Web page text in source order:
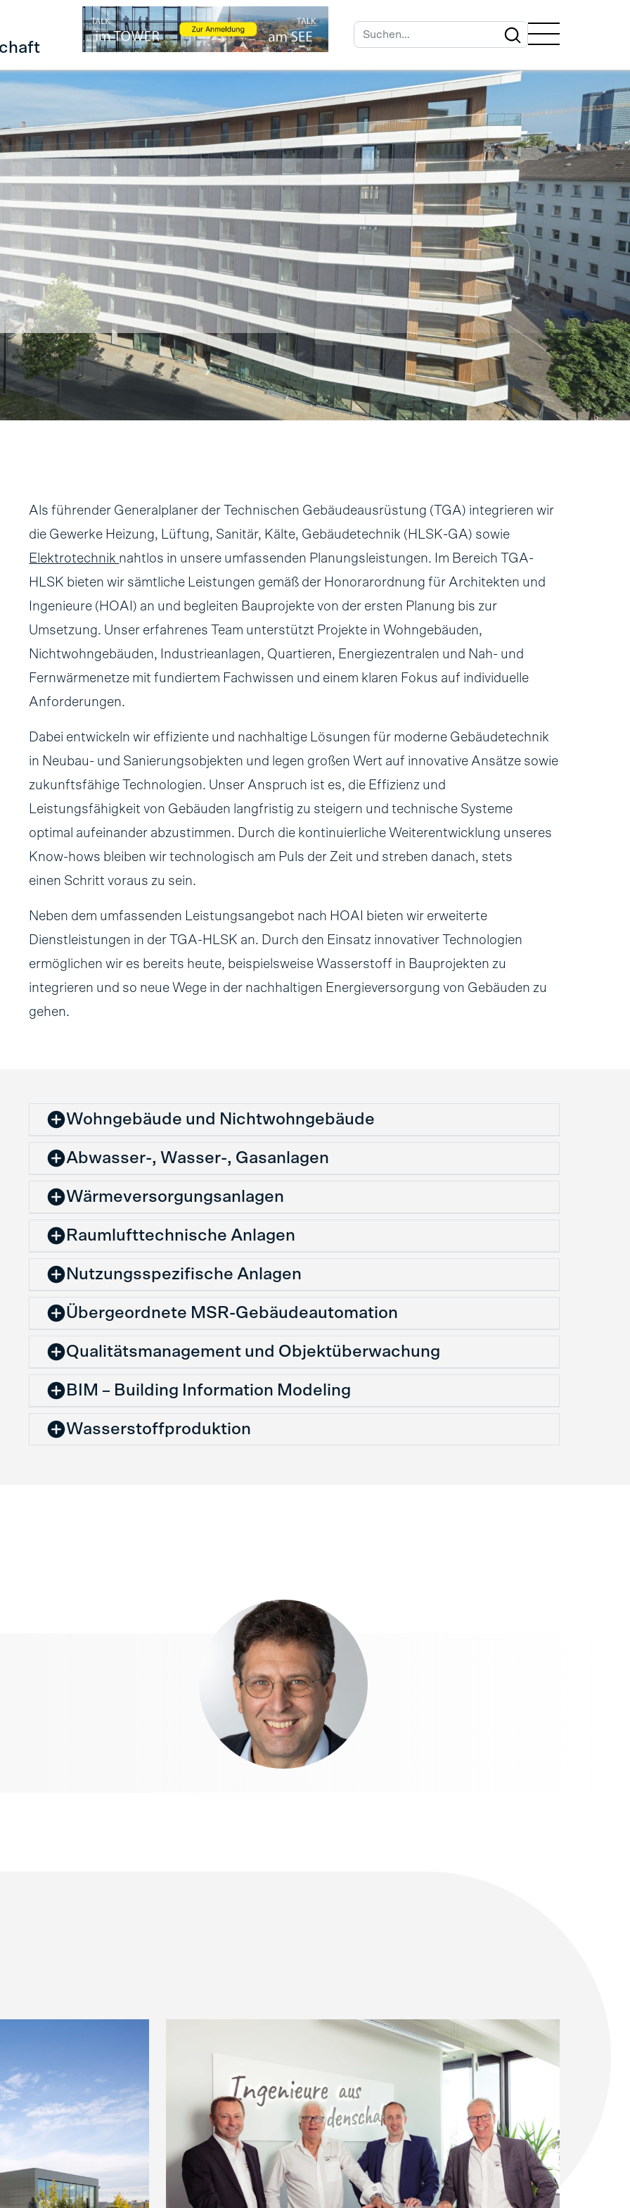
Als führender Generalplaner der Technischen Gebäudeausrüstung (TGA) integrieren wir
die Gewerke Heizung, Lüftung, Sanitär, Kälte, Gebäudetechnik (HLSK-GA) sowie
Elektrotechnik nahtlos in unsere umfassenden Planungsleistungen. Im Bereich TGA-
HLSK bieten wir sämtliche Leistungen gemäß der Honorarordnung für Architekten und
Ingenieure (HOAI) an und begleiten Bauprojekte von der ersten Planung bis zur
Umsetzung. Unser erfahrenes Team unterstützt Projekte in Wohngebäuden,
Nichtwohngebäuden, Industrieanlagen, Quartieren, Energiezentralen und Nah- und
Fernwärmenetze mit fundiertem Fachwissen und einem klaren Fokus auf individuelle
Anforderungen.
Dabei entwickeln wir effiziente und nachhaltige Lösungen für moderne Gebäudetechnik
in Neubau- und Sanierungsobjekten und legen großen Wert auf innovative Ansätze sowie
zukunftsfähige Technologien. Unser Anspruch ist es, die Effizienz und
Leistungsfähigkeit von Gebäuden langfristig zu steigern und technische Systeme
optimal aufeinander abzustimmen. Durch die kontinuierliche Weiterentwicklung unseres
Know-hows bleiben wir technologisch am Puls der Zeit und streben danach, stets
einen Schritt voraus zu sein.
Neben dem umfassenden Leistungsangebot nach HOAI bieten wir erweiterte
Dienstleistungen in der TGA-HLSK an. Durch den Einsatz innovativer Technologien
ermöglichen wir es bereits heute, beispielsweise Wasserstoff in Bauprojekten zu
integrieren und so neue Wege in der nachhaltigen Energieversorgung von Gebäuden zu
gehen.
Wohngebäude und Nichtwohngebäude
Abwasser-, Wasser-, Gasanlagen
Wärmeversorgungsanlagen
Raumlufttechnische Anlagen
Nutzungsspezifische Anlagen
Übergeordnete MSR-Gebäudeautomation
Qualitätsmanagement und Objektüberwachung
BIM – Building Information Modeling
Wasserstoffproduktion